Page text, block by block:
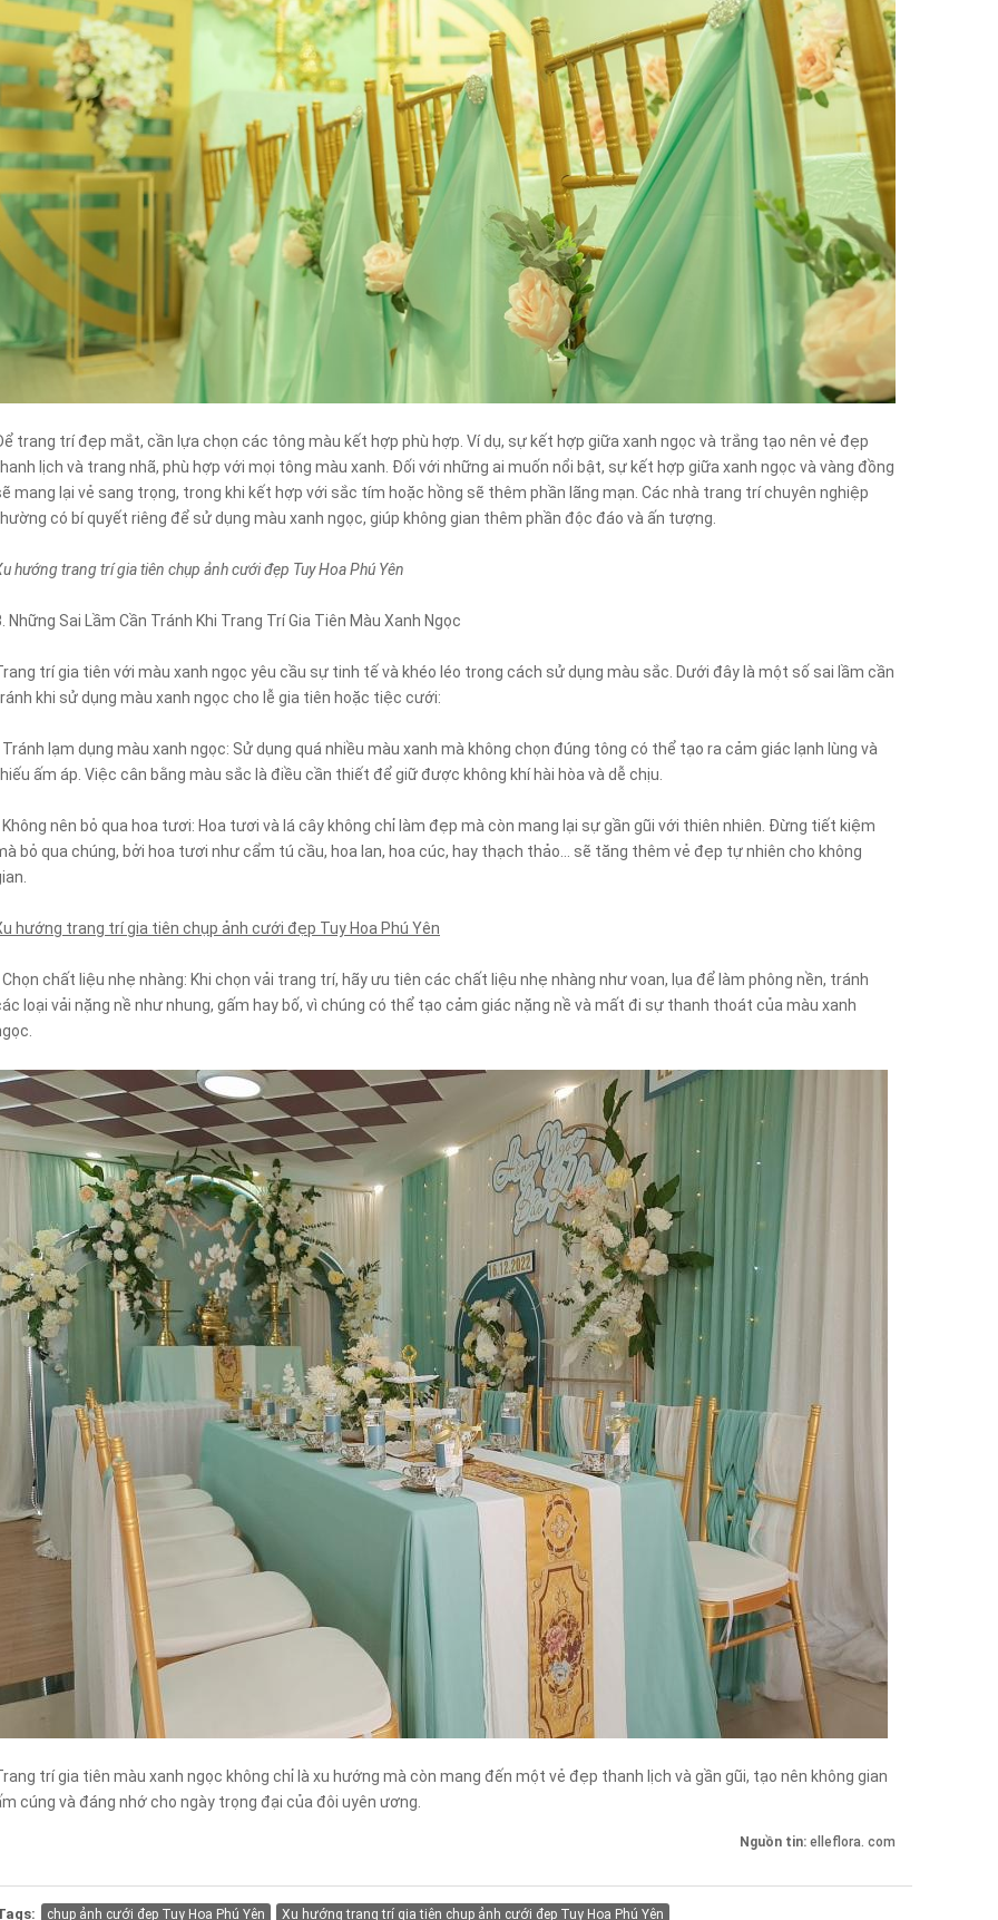
trang trí đẹp mắt, cần lựa chọn các tông màu kết hợp phù hợp. Ví dụ, sự kết hợp giữa xanh ngọc và trắng tạo nên vẻ đẹp
lịch và trang nhã, phù hợp với mọi tông màu xanh. Đối với những ai muốn nổi bật, sự kết hợp giữa xanh ngọc và vàng đồng
mang lại vẻ sang trọng, trong khi kết hợp với sắc tím hoặc hồng sẽ thêm phần lãng mạn. Các nhà trang trí chuyên nghiệp
có bí quyết riêng để sử dụng màu xanh ngọc, giúp không gian thêm phần độc đáo và ấn tượng.
hướng trang trí gia tiên chụp ảnh cưới đẹp Tuy Hoa Phú Yên
Những Sai Lầm Cần Tránh Khi Trang Trí Gia Tiên Màu Xanh Ngọc
trí gia tiên với màu xanh ngọc yêu cầu sự tinh tế và khéo léo trong cách sử dụng màu sắc. Dưới đây là một số sai lầm cần
khi sử dụng màu xanh ngọc cho lễ gia tiên hoặc tiệc cưới:
Tránh lạm dụng màu xanh ngọc: Sử dụng quá nhiều màu xanh mà không chọn đúng tông có thể tạo ra cảm giác lạnh lùng và
ấm áp. Việc cân bằng màu sắc là điều cần thiết để giữ được không khí hài hòa và dễ chịu.
Không nên bỏ qua hoa tươi: Hoa tươi và lá cây không chỉ làm đẹp mà còn mang lại sự gần gũi với thiên nhiên. Đừng tiết kiệm
bỏ qua chúng, bởi hoa tươi như cẩm tú cầu, hoa lan, hoa cúc, hay thạch thảo… sẽ tăng thêm vẻ đẹp tự nhiên cho không
hướng trang trí gia tiên chụp ảnh cưới đẹp Tuy Hoa Phú Yên
Chọn chất liệu nhẹ nhàng: Khi chọn vải trang trí, hãy ưu tiên các chất liệu nhẹ nhàng như voan, lụa để làm phông nền, tránh
loại vải nặng nề như nhung, gấm hay bố, vì chúng có thể tạo cảm giác nặng nề và mất đi sự thanh thoát của màu xanh
trí gia tiên màu xanh ngọc không chỉ là xu hướng mà còn mang đến một vẻ đẹp thanh lịch và gần gũi, tạo nên không gian
cúng và đáng nhớ cho ngày trọng đại của đôi uyên ương.
Nguồn tin: elleflora. com
chụp ảnh cưới đẹp Tuy Hoa Phú Yên Xu hướng trang trí gia tiên chụp ảnh cưới đẹp Tuy Hoa Phú Yên